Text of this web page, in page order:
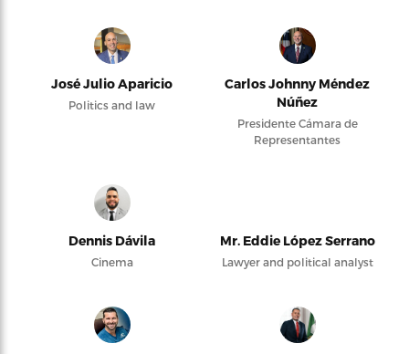
José Julio Aparicio
Politics and law
Carlos Johnny Méndez
Núñez
Presidente Cámara de
Representantes
Dennis Dávila
Cinema
Mr. Eddie López Serrano
Lawyer and political analyst